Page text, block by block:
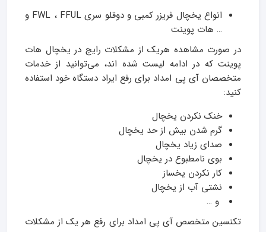
انواع یخچال فریزر کمبی و دوقلو سری FWL ، FFUL و
… هات پوینت
در صورت مشاهده هریک از مشکلات رایج در یخچال هات
پوینت که در ادامه لیست شده‌ اند، می‌توانید از خدمات
متخصصان آی پی امداد برای رفع ایراد دستگاه خود استفاده
کنید:
خنک نکردن یخچال
گرم شدن بیش از حد یخچال
صدای زیاد یخچال
بوی نامطبوع در یخچال
کار نکردن یخساز
نشتی آب از یخچال
و …
تکنسین متخصص آی پی امداد برای رفع هر یک از مشکلات